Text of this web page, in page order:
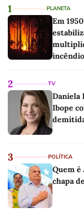
1 PLANETA
Em
2 TV
Daniela
Ibope
3 POLÍTICA
Quem é
chapa